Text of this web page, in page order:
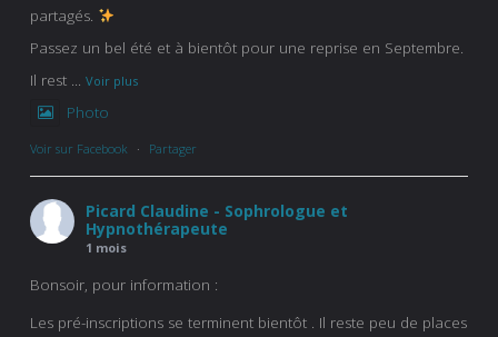
partagés.
Passez un bel été et à bientôt pour une reprise en Septembre.
Il rest ... Voir plus
Photo
Voir sur Facebook · Partager
Picard Claudine - Sophrologue et
Hypnothérapeute
1 mois
Bonsoir, pour information :
Les pré-inscriptions se terminent bientôt . Il reste peu de places